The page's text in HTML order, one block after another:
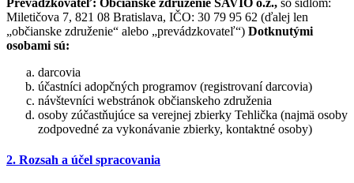
Prevádzkovateľ: Občianske združenie SAVIO o.z., so sídlom:
Miletičova 7, 821 08 Bratislava, IČO: 30 79 95 62 (ďalej len
„občianske združenie“ alebo „prevádzkovateľ“) Dotknutými
osobami sú:
darcovia
účastníci adopčných programov (registrovaní darcovia)
návštevníci webstránok občianskeho združenia
osoby zúčastňujúce sa verejnej zbierky Tehlička (najmä osoby
zodpovedné za vykonávanie zbierky, kontaktné osoby)
2. Rozsah a účel spracovania